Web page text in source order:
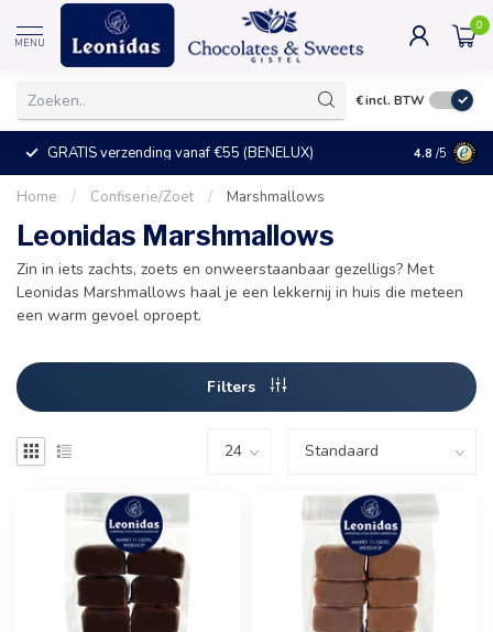
MENU
0
€incl. BTW
GRATIS verzending vanaf €55 (BENELUX) +25°C =
4.8 /5
Home / Confiserie/Zoet / Marshmallows
Leonidas Marshmallows
Zin in iets zachts, zoets en onweerstaanbaar gezelligs? Met
Leonidas Marshmallows haal je een lekkernij in huis die meteen
een warm gevoel oproept.
Filters